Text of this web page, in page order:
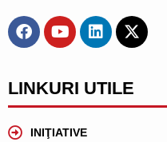
LINKURI UTILE
INIŢIATIVE